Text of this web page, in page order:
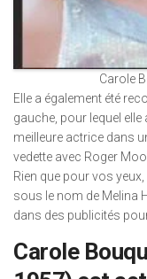
Carole
Elle a également été
gauche, pour lequel
meilleure actrice dans
vedette avec Roger
Rien que pour vos
sous le nom de Melina
dans des publicités
Carole